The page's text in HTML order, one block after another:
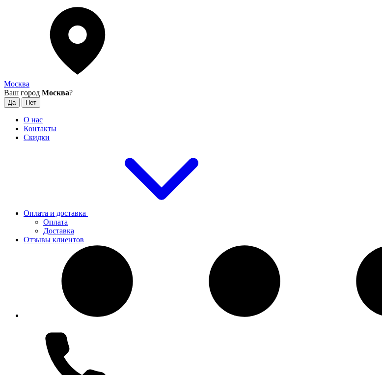
Москва
Ваш город Москва?
О нас
Контакты
Скидки
Оплата и доставка
Оплата
Доставка
Отзывы клиентов